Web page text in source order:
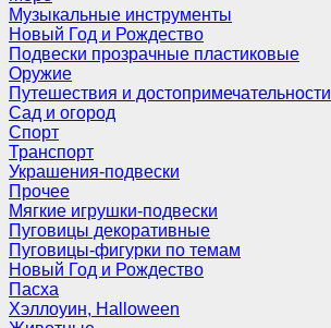
Музыкальные инструменты
Новый Год и Рождество
Подвески прозрачные пластиковые
Оружие
Путешествия и достопримечательности
Сад и огород
Спорт
Транспорт
Украшения-подвески
Прочее
Мягкие игрушки-подвески
Пуговицы декоративные
Пуговицы-фигурки по темам
Новый Год и Рождество
Пасха
Хэллоуин, Halloween